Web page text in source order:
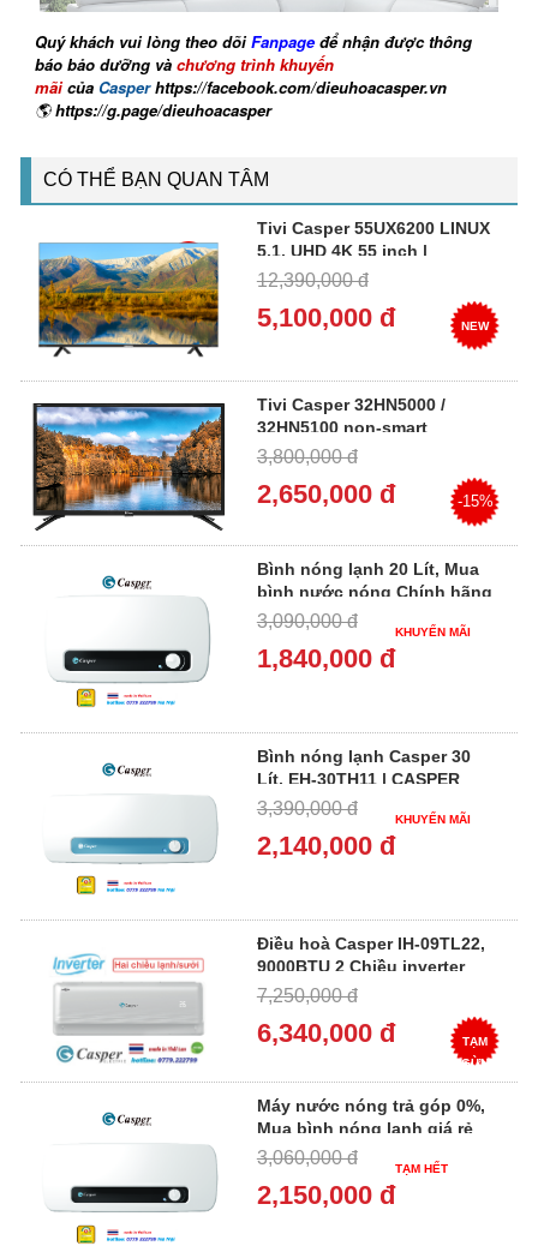
Quý khách vui lòng theo dõiFanpageđể nhận được thông
báo bảo dưỡng và chương trình khuyến
mãicủa Casper https://facebook.com/dieuhoacasper.vn
🌎https://g.page/dieuhoacasper
CÓ THỂ BẠN QUAN TÂM
Tivi Casper 55UX6200 LINUX
5.1, UHD 4K 55 inch |
CASPER 55UX6200
12,390,000 đ
5,100,000 đ NEW
Tivi Casper 32HN5000 /
32HN5100 non-smart
3,800,000 đ
2,650,000 đ -15%
Bình nóng lạnh 20 Lít, Mua
bình nước nóng Chính hãng
Thái Lan | CASPER SH-
3,090,000 đ
1,840,000 đ
KHUYẾN MÃI
Bình nóng lạnh Casper 30
Lít, EH-30TH11 | CASPER
EH30TH11
3,390,000 đ
2,140,000 đ
KHUYẾN MÃI
Điều hoà Casper IH-09TL22,
9000BTU 2 Chiều inverter
7,250,000 đ
6,340,000 đ
TẠM
NGỪNG
Máy nước nóng trả góp 0%,
Mua bình nóng lạnh giá rẻ
CASPER SH-30TH11
3,060,000 đ
2,150,000 đ
TẠM HẾT